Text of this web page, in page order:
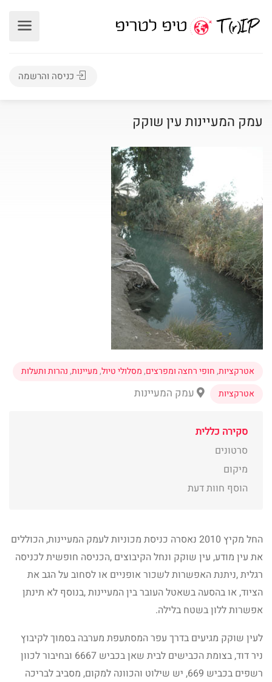
כניסה והרשמה
עמק המעיינות עין שוקק
אטרקציות,חופי רחצה ומפרצים,מסלולי טיול,מעיינות,נהרות ותעלות
אטרקציות
עמק המעיינות
סקירה כללית
סרטונים
מיקום
הוסף חוות דעת
החל מקיץ 2010 נאסרה כניסת מכוניות לעמק המעיינות, הכוללים
את עין מודע, עין שוקק ונחל הקיבוצים ,הכניסה חופשית לכניסה
רגלית ,ניתנת האפשרות לשכור אופניים או לסחוב על הגב את
הציוד, או בהסעה בשאטל העובר בין המעיינות ,בנוסף לא תינתן
אפשרות ללון בשטח בלילה.
לעין שוקק מגיעים בדרך עפר המסתעפת מערבה בסמוך לקיבוץ
ניר דוד, בצומת הכבישים לבית שאן בכביש 6667 ובחיבור לכוון
רשפים בכביש 669, יש שילוט והכוונה למקום, מסביב לבריכה